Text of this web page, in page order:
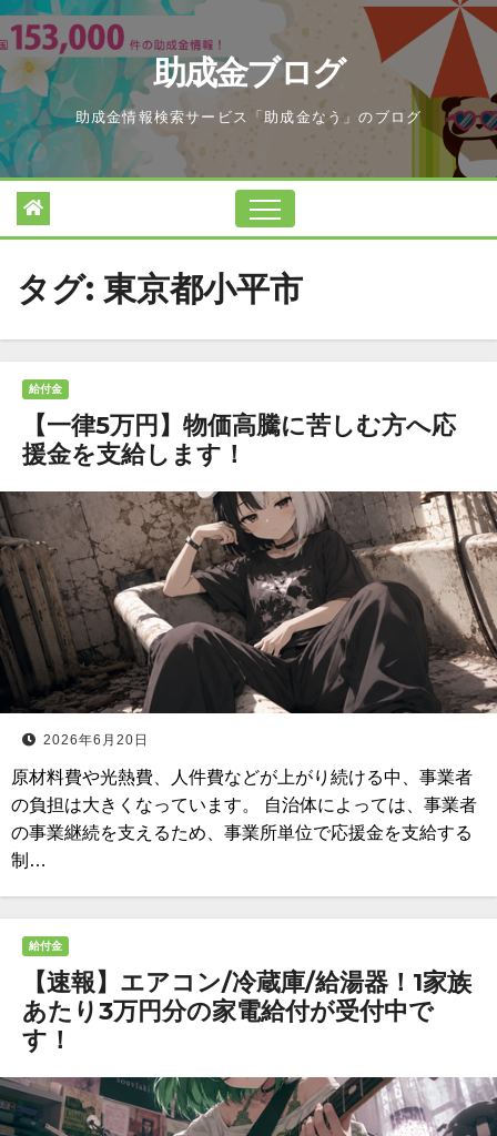
Skip
to
content
助成金ブログ
助成金情報検索サービス「助成金なう」のブログ
タグ: 東京都小平市
給付金
【一律5万円】物価高騰に苦しむ方へ応
援金を支給します！
2026年6月20日
原材料費や光熱費、人件費などが上がり続ける中、事業者
の負担は大きくなっています。 自治体によっては、事業者
の事業継続を支えるため、事業所単位で応援金を支給する
制…
給付金
【速報】エアコン/冷蔵庫/給湯器！1家族
あたり3万円分の家電給付が受付中で
す！